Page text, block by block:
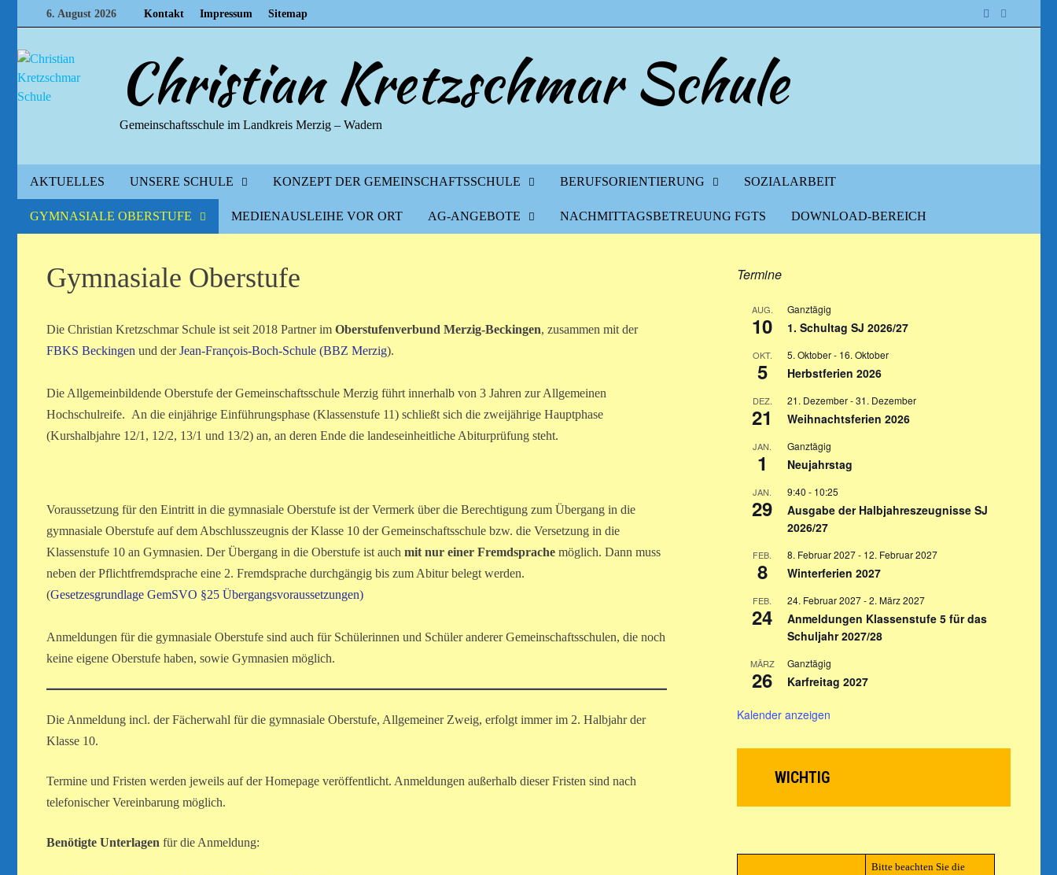
Inhalt
6. August 2026 Kontakt Impressum Sitemap
Christian Kretzschmar Schule
Gemeinschaftsschule im Landkreis Merzig – Wadern
AKTUELLES UNSERE SCHULE KONZEPT DER GEMEINSCHAFTSSCHULE BERUFSORIENTIERUNG SOZIALARBEIT
GYMNASIALE OBERSTUFE MEDIENAUSLEIHE VOR ORT AG-ANGEBOTE NACHMITTAGSBETREUUNG FGTS DOWNLOAD-BEREICH
Gymnasiale Oberstufe
Die Christian Kretzschmar Schule ist seit 2018 Partner im Oberstufenverbund Merzig-Beckingen, zusammen mit der
FBKS Beckingen und derJean-François-Boch-Schule (BBZ Merzig).
Die Allgemeinbildende Oberstufe der Gemeinschaftsschule Merzig führt innerhalb von 3 Jahren zur Allgemeinen
Hochschulreife. An die einjährige Einführungsphase (Klassenstufe 11) schließt sich die zweijährige Hauptphase
(Kurshalbjahre 12/1, 12/2, 13/1 und 13/2) an, an deren Ende die landeseinheitliche Abiturprüfung steht.
Voraussetzung für den Eintritt in die gymnasiale Oberstufe ist der Vermerk über die Berechtigung zum Übergang in die
gymnasiale Oberstufe auf dem Abschlusszeugnis der Klasse 10 der Gemeinschaftsschule bzw. die Versetzung in die
Klassenstufe 10 an Gymnasien. Der Übergang in die Oberstufe ist auch mit nur einer Fremdsprachemöglich. Dann muss
neben der Pflichtfremdsprache eine 2. Fremdsprache durchgängig bis zum Abitur belegt werden.
(Gesetzesgrundlage GemSVO §25 Übergangsvoraussetzungen)
Anmeldungen für die gymnasiale Oberstufe sind auch für Schülerinnen und Schüler anderer Gemeinschaftsschulen, die noch
keine eigene Oberstufe haben, sowie Gymnasien möglich.
Die Anmeldung incl. der Fächerwahl für die gymnasiale Oberstufe, Allgemeiner Zweig, erfolgt immer im 2. Halbjahr der
Klasse 10.
Termine und Fristen werden jeweils auf der Homepage veröffentlicht. Anmeldungen außerhalb dieser Fristen sind nach
telefonischer Vereinbarung möglich.
Benötigte Unterlagen für die Anmeldung:
Termine
AUG.
10
Ganztägig
1. Schultag SJ 2026/27
OKT.
5
5. Oktober- 16. Oktober
Herbstferien 2026
DEZ.
21
21. Dezember-31. Dezember
Weihnachtsferien 2026
JAN.
1
Ganztägig
Neujahrstag
JAN.
29
9:40 - 10:25
Ausgabe der Halbjahreszeugnisse SJ
2026/27
FEB.
8
8. Februar 2027- 12. Februar 2027
Winterferien 2027
FEB.
24
24. Februar 2027-2. März 2027
Anmeldungen Klassenstufe 5 für das
Schuljahr 2027/28
MÄRZ
26
Ganztägig
Karfreitag 2027
Kalender anzeigen
WICHTIG
Bitte beachten Sie die